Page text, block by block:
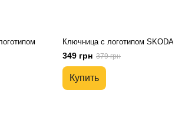
Ключница с логотипом SKODA
349 грн 379 грн
Купить